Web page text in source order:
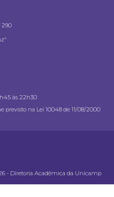
290
às 22h30
previsto na Lei 10048 de 11/08/2000
- Diretoria Acadêmica da Unicamp